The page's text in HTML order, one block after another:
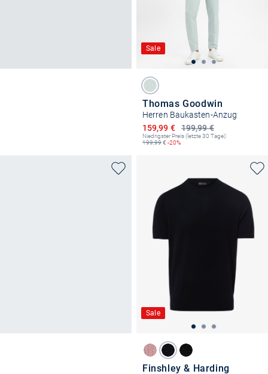
Sale
Thomas Goodwin
Herren Baukasten-Anzug
199,99 €
Ermäßigter Preis
159,99 €
Niedrigster Preis (letzte 30 Tage):
199,99€ -20%
Sale
Finshley & Harding